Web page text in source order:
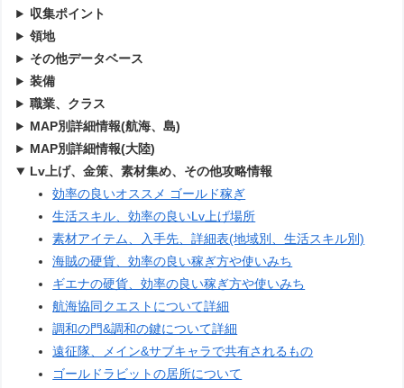
収集ポイント
領地
その他データベース
装備
職業、クラス
MAP別詳細情報(航海、島)
MAP別詳細情報(大陸)
Lv上げ、金策、素材集め、その他攻略情報
効率の良いオススメ ゴールド稼ぎ
生活スキル、効率の良いLv上げ場所
素材アイテム、入手先、詳細表(地域別、生活スキル別)
海賊の硬貨、効率の良い稼ぎ方や使いみち
ギエナの硬貨、効率の良い稼ぎ方や使いみち
航海協同クエストについて詳細
調和の門&調和の鍵について詳細
遠征隊、メイン&サブキャラで共有されるもの
ゴールドラビットの居所について